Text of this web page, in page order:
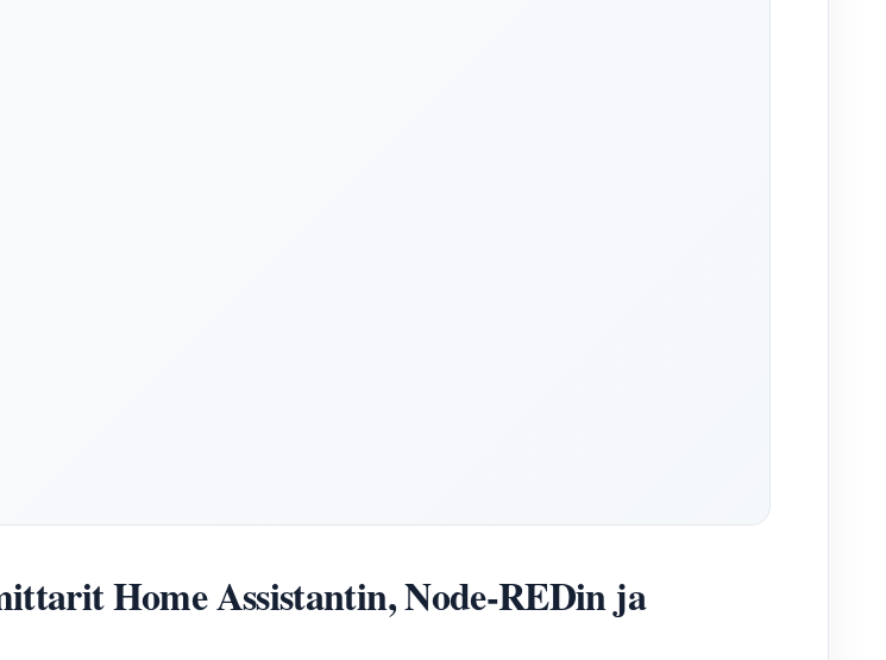
Home Assistantin, Node-REDin ja